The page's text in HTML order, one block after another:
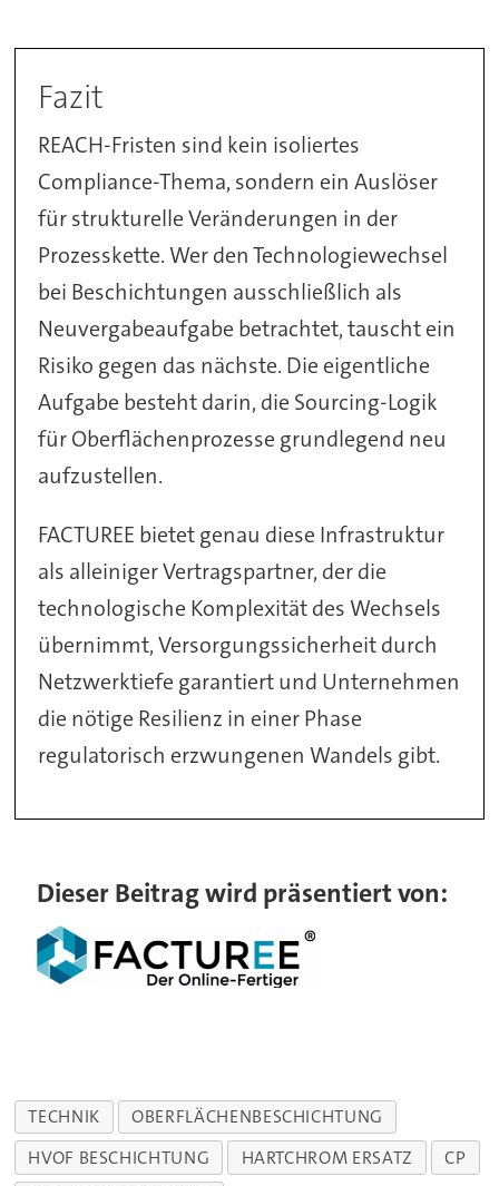
Fazit
REACH-Fristen sind kein isoliertes
Compliance-Thema, sondern ein Auslöser
für strukturelle Veränderungen in der
Prozesskette. Wer den Technologiewechsel
bei Beschichtungen ausschließlich als
Neuvergabeaufgabe betrachtet, tauscht ein
Risiko gegen das nächste. Die eigentliche
Aufgabe besteht darin, die Sourcing-Logik
für Oberflächenprozesse grundlegend neu
aufzustellen.
FACTUREE bietet genau diese Infrastruktur
als alleiniger Vertragspartner, der die
technologische Komplexität des Wechsels
übernimmt, Versorgungssicherheit durch
Netzwerktiefe garantiert und Unternehmen
die nötige Resilienz in einer Phase
regulatorisch erzwungenen Wandels gibt.
Dieser Beitrag wird präsentiert von:
TECHNIK
OBERFLÄCHENBESCHICHTUNG
HVOF BESCHICHTUNG
HARTCHROM ERSATZ
CP